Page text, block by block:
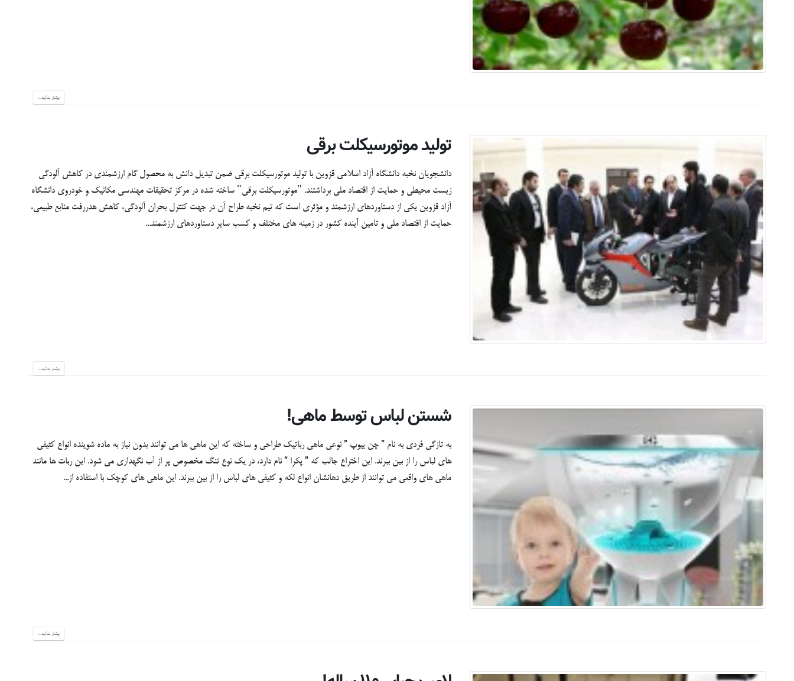
بیشتر بدانید...
تولید موتورسیکلت برقی
دانشجویان نخبه دانشگاه آزاد اسلامی قزوین با تولید موتورسیکلت برقی ضمن تبدیل دانش به محصول گام ارزشمندی در کاهش آلودگی
زیست محیطی و حمایت از اقتصاد ملی برداشتند. "موتورسیکلت برقی" ساخته شده در مرکز تحقیقات مهندسی مکانیک و خودروی دانشگاه
آزاد قزوین یکی از دستاوردهای ارزشمند و مؤثری است که تیم نخبه طراح آن در جهت کنترل بحران آلودگی، کاهش هدررفت منابع طبیعی،
حمایت از اقتصاد ملی و تامین آینده کشور در زمینه های مختلف و کسب سایر دستاوردهای ارزشمند...
بیشتر بدانید...
شستن لباس توسط ماهی!
به تازگی فردی به نام ” چن ییوپ ” نوعی ماهی رباتیک طراحی و ساخته که این ماهی ها می توانند بدون نیاز به ماده شوینده انواع کثیفی
های لباس را از بین ببرند. این اختراع جالب که ” پکرا ” نام دارد، در یک نوع تنگ مخصوص پر از آب نگهداری می شود. این ربات ها مانند
ماهی های واقعی می توانند از طریق دهانشان انواع لکه و کثیفی های لباس را از بین ببرند. این ماهی های کوچک با استفاده از...
بیشتر بدانید...